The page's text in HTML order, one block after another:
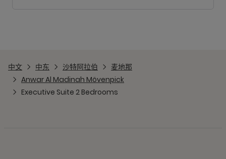
中文 中东 沙特阿拉伯
麦地那
Anwar Al Madinah Mövenpick
Executive Suite 2 Bedrooms